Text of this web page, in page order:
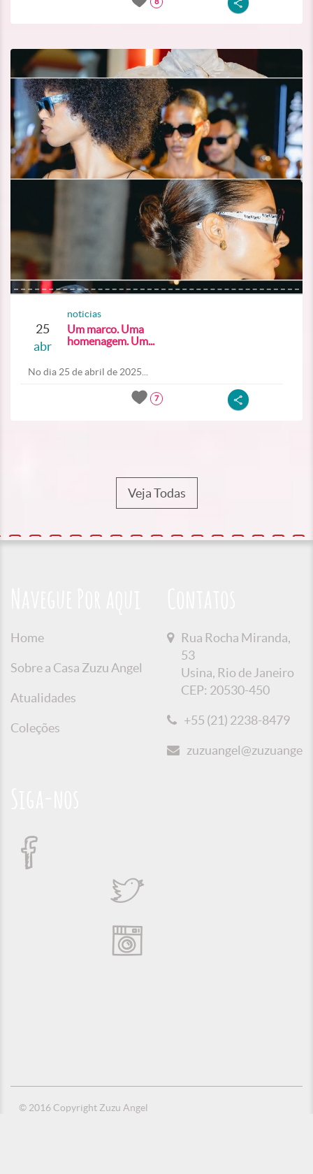
8
25
abr
noticias
Um marco. Uma
homenagem. Um...
No dia 25 de abril de 2025...
7
Veja Todas
Home
Sobre a Casa Zuzu Angel
Atualidades
Coleções
Rua Rocha Miranda,
53
Usina, Rio de Janeiro
CEP: 20530-450
+55 (21) 2238-8479
© 2016 Copyright Zuzu Angel